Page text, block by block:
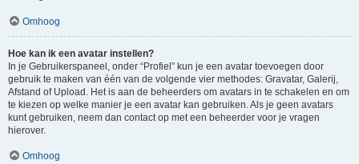
Omhoog
Hoe kan ik een avatar instellen?
In je Gebruikerspaneel, onder “Profiel” kun je een avatar toevoegen door
gebruik te maken van één van de volgende vier methodes: Gravatar, Galerij,
Afstand of Upload. Het is aan de beheerders om avatars in te schakelen en om
te kiezen op welke manier je een avatar kan gebruiken. Als je geen avatars
kunt gebruiken, neem dan contact op met een beheerder voor je vragen
hierover.
Omhoog